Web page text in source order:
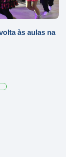
às aulas na